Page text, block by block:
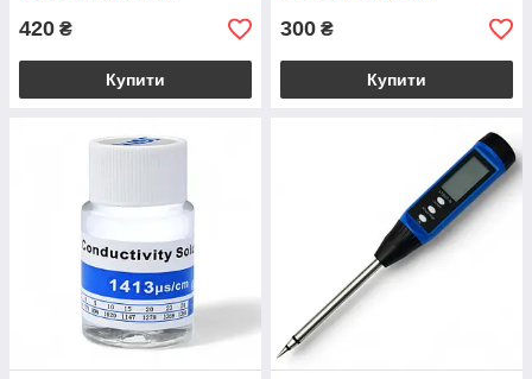
420 ₴
Купити
300 ₴
Купити